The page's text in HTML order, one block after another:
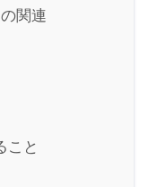
関連
こと